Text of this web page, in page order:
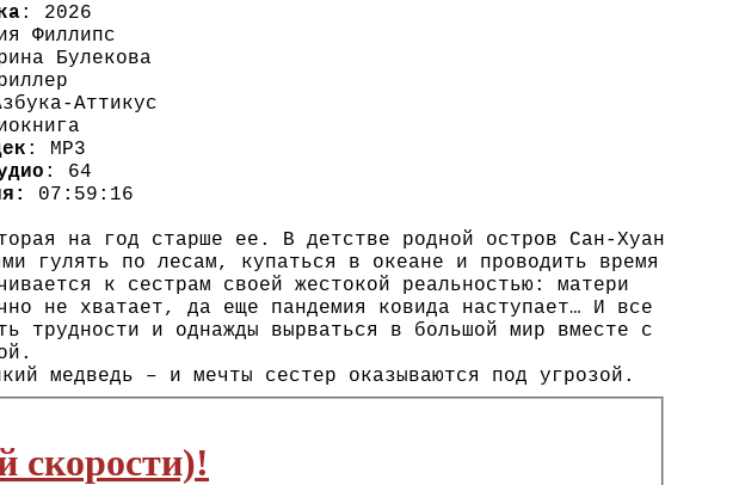
: 2026
Филлипс
Булекова
Аттикус
: MP3
: 64
07:59:16
на год старше ее. В детстве родной остров Сан-Хуан
гулять по лесам, купаться в океане и проводить время
к сестрам своей жестокой реальностью: матери
не хватает, да еще пандемия ковида наступает… И все
трудности и однажды вырваться в большой мир вместе с
медведь – и мечты сестер оказываются под угрозой.
скорости)!